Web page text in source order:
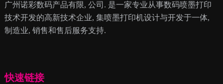
广州诺彩数码产品有限, 公司. 是一家专业从事数码喷墨打印
技术开发的高新技术企业, 集喷墨打印机设计与开发于一体,
制造业, 销售和售后服务支持.
快速链接